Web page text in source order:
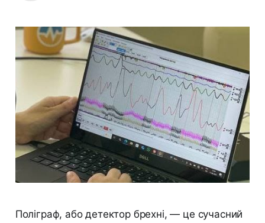
Поліграф, або детектор брехні, — це сучасний